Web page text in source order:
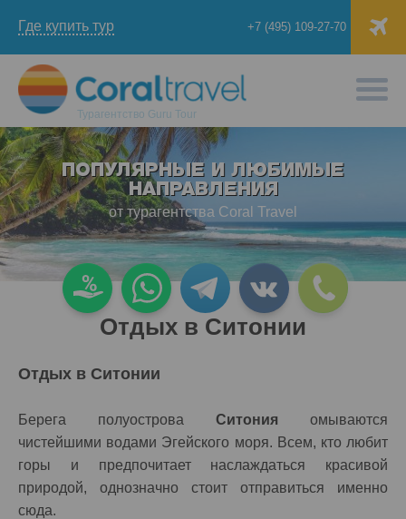
Где купить тур +7 (495) 109-27-70
Турагентство Guru Tour
ПОПУЛЯРНЫЕ И ЛЮБИМЫЕ
НАПРАВЛЕНИЯ
от турагентства Coral Travel
Отдых в Ситонии
Отдых в Ситонии
Берега полуострова Ситония омываются
чистейшими водами Эгейского моря. Всем, кто любит
горы и предпочитает наслаждаться красивой
природой, однозначно стоит отправиться именно
сюда.